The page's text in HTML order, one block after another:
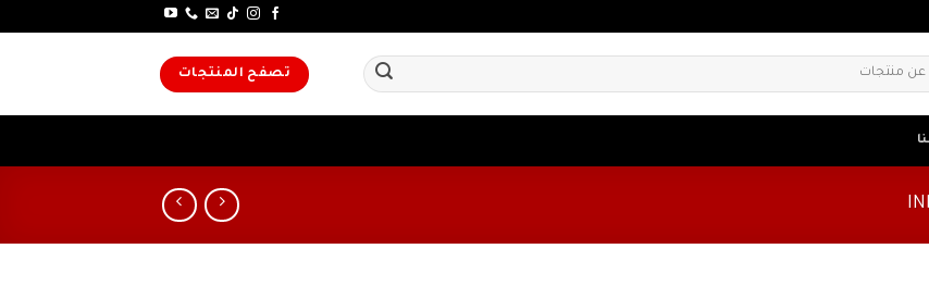
تصفح المنتجات